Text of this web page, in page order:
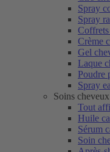
Spray
Spray
Crème
Gel
Laque
Poudre
Spray
Soins
Tout
Huile
Sérum
Soin